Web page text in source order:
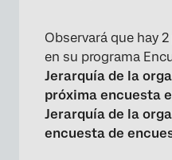
Observará que hay
en su programa
Jerarquía de la
próxima encuesta
Jerarquía de la
encuesta de